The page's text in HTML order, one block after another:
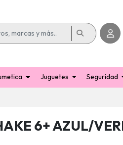
Juguetes Seguridad
6+ AZUL/